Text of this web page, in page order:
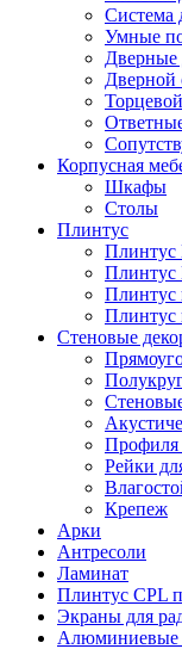
Система
Умные
Дверные
Дверной
Корпусная
Шкафы
Столы
Плинтус
Плинтус
Стеновые
Профиля
Рейки
Крепеж
Арки
Антресоли
Ламинат
Плинтус CPL
Экраны для
Алюминиевые